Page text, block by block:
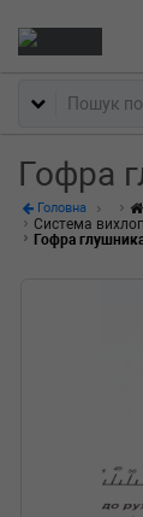
Гофра
Головна
Система
Гофра